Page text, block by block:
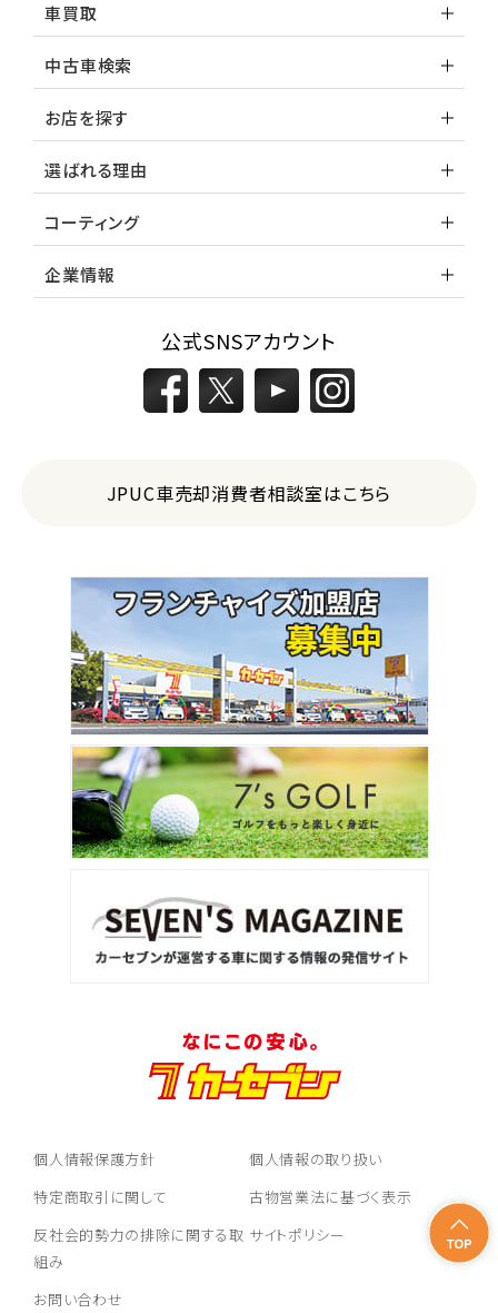
車買取
中古車検索
お店を探す
選ばれる理由
コーティング
企業情報
公式SNSアカウント
JPUC車売却消費者相談室はこちら
個人情報保護方針
個人情報の取り扱い
特定商取引に関して
古物営業法に基づく表示
反社会的勢力の排除に関する取
組み
サイトポリシー
お問い合わせ